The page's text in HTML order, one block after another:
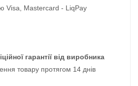
Visa, Mastercard - LiqPay
гарантії від виробника
товару протягом 14 днів